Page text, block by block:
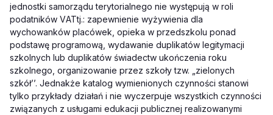
jednostki samorządu terytorialnego nie występują w roli
podatników VATtj.: zapewnienie wyżywienia dla
wychowanków placówek, opieka w przedszkolu ponad
podstawę programową, wydawanie duplikatów legitymacji
szkolnych lub duplikatów świadectw ukończenia roku
szkolnego, organizowanie przez szkoły tzw. „zielonych
szkół’’. Jednakże katalog wymienionych czynności stanowi
tylko przykłady działań i nie wyczerpuje wszystkich czynności
związanych z usługami edukacji publicznej realizowanymi